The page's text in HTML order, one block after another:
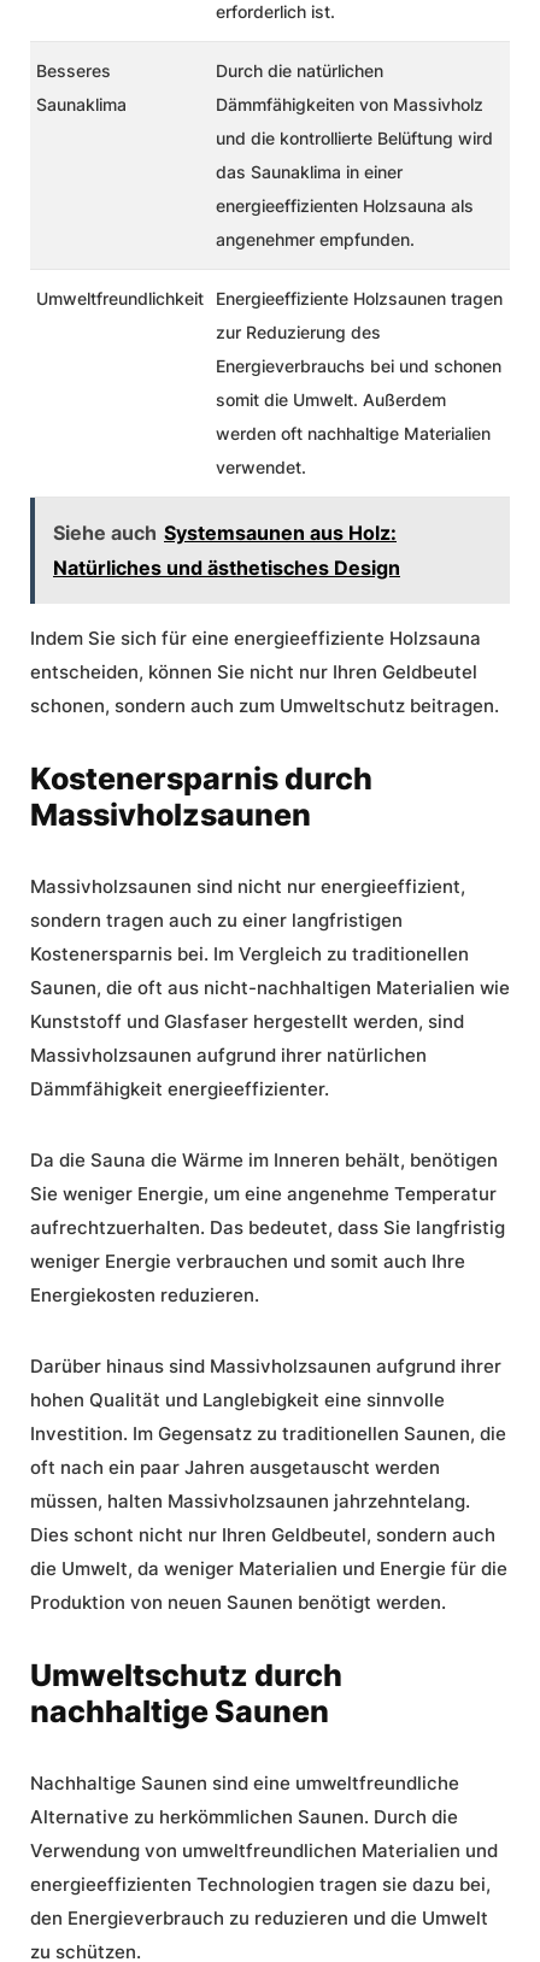
erforderlich ist.
Besseres
Saunaklima
Durch die natürlichen
Dämmfähigkeiten von Massivholz
und die kontrollierte Belüftung wird
das Saunaklima in einer
energieeffizienten Holzsauna als
angenehmer empfunden.
Umweltfreundlichkeit Energieeffiziente Holzsaunen tragen
zur Reduzierung des
Energieverbrauchs bei und schonen
somit die Umwelt. Außerdem
werden oft nachhaltige Materialien
verwendet.
Siehe auch Systemsaunen aus Holz:
Natürliches und ästhetisches Design
Indem Sie sich für eine energieeffiziente Holzsauna
entscheiden, können Sie nicht nur Ihren Geldbeutel
schonen, sondern auch zum Umweltschutz beitragen.
Kostenersparnis durch
Massivholzsaunen
Massivholzsaunen sind nicht nur energieeffizient,
sondern tragen auch zu einer langfristigen
Kostenersparnis bei. Im Vergleich zu traditionellen
Saunen, die oft aus nicht-nachhaltigen Materialien wie
Kunststoff und Glasfaser hergestellt werden, sind
Massivholzsaunen aufgrund ihrer natürlichen
Dämmfähigkeit energieeffizienter.
Da die Sauna die Wärme im Inneren behält, benötigen
Sie weniger Energie, um eine angenehme Temperatur
aufrechtzuerhalten. Das bedeutet, dass Sie langfristig
weniger Energie verbrauchen und somit auch Ihre
Energiekosten reduzieren.
Darüber hinaus sind Massivholzsaunen aufgrund ihrer
hohen Qualität und Langlebigkeit eine sinnvolle
Investition. Im Gegensatz zu traditionellen Saunen, die
oft nach ein paar Jahren ausgetauscht werden
müssen, halten Massivholzsaunen jahrzehntelang.
Dies schont nicht nur Ihren Geldbeutel, sondern auch
die Umwelt, da weniger Materialien und Energie für die
Produktion von neuen Saunen benötigt werden.
Umweltschutz durch
nachhaltige Saunen
Nachhaltige Saunen sind eine umweltfreundliche
Alternative zu herkömmlichen Saunen. Durch die
Verwendung von umweltfreundlichen Materialien und
energieeffizienten Technologien tragen sie dazu bei,
den Energieverbrauch zu reduzieren und die Umwelt
zu schützen.